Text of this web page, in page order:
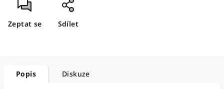
Zeptat se Sdílet
Popis Diskuze